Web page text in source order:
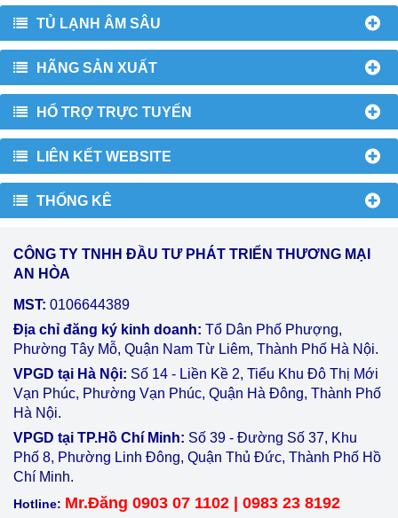
TỦ LẠNH ÂM SÂU
HÃNG SẢN XUẤT
HỔ TRỢ TRỰC TUYẾN
LIÊN KẾT WEBSITE
THỐNG KÊ
CÔNG TY TNHH ĐẦU TƯ PHÁT TRIỂN THƯƠNG MẠI
AN HÒA
MST: 0106644389
Địa chỉ đăng ký kinh doanh: Tổ Dân Phố Phượng,
Phường Tây Mỗ, Quận Nam Từ Liêm, Thành Phố Hà Nội.
VPGD tại Hà Nội: Số 14 - Liền Kề 2, Tiểu Khu Đô Thị Mới
Vạn Phúc, Phường Vạn Phúc, Quận Hà Đông, Thành Phố
Hà Nội.
VPGD tại TP.Hồ Chí Minh: Số 39 - Đường Số 37, Khu
Phố 8, Phường Linh Đông, Quận Thủ Đức, Thành Phố Hồ
Chí Minh.
Hotline: Mr.Đăng 0903 07 1102 | 0983 23 8192